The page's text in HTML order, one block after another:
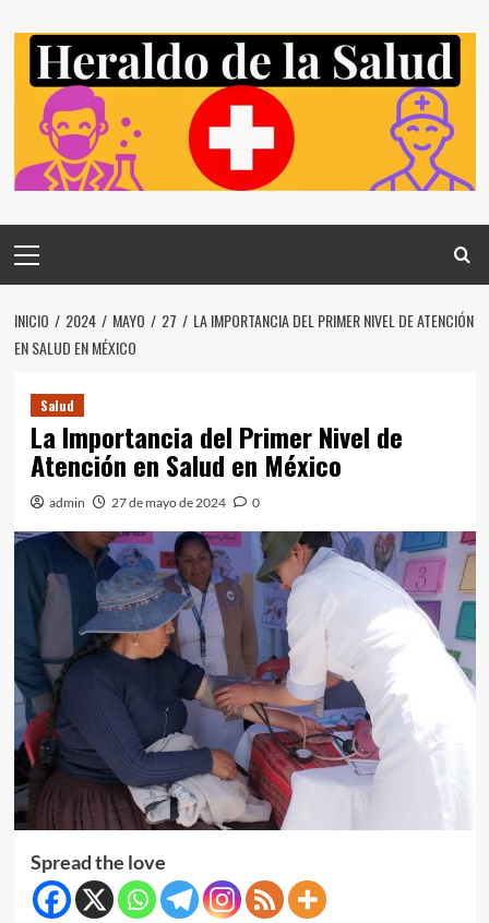
contenido
principal
INICIO 2024 MAYO 27
LA IMPORTANCIA DEL PRIMER NIVEL DE ATENCIÓN
EN SALUD EN MÉXICO
Salud
La Importancia del Primer Nivel de
Atención en Salud en México
admin 27 de mayo de 2024 0
Spread the love